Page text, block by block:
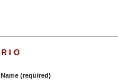
Name (required)